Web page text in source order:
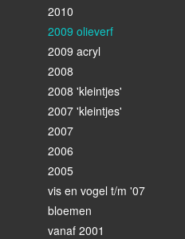
2010
2009 olieverf
2009 acryl
2008
2008 'kleintjes'
2007 'kleintjes'
2007
2006
2005
vis en vogel t/m '07
bloemen
vanaf 2001